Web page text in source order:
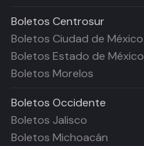
Boletos Centrosur
Boletos Ciudad de México
Boletos Estado de México
Boletos Morelos
Boletos Occidente
Boletos Jalisco
Boletos Michoacán